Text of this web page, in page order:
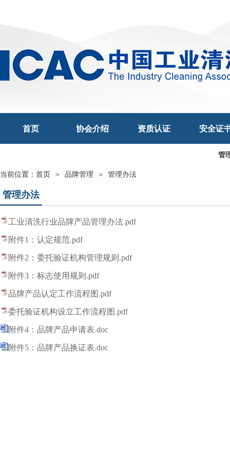
首页 协会介绍 资质认证 安全证
管
当前位置： 首页 ＞ 品牌管理 ＞ 管理办法
管理办法
工业清洗行业品牌产品管理办法.pdf
附件1：认定规范.pdf
附件2：委托验证机构管理规则.pdf
附件3：标志使用规则.pdf
品牌产品认定工作流程图.pdf
委托验证机构设立工作流程图.pdf
附件4：品牌产品申请表.doc
附件5：品牌产品换证表.doc